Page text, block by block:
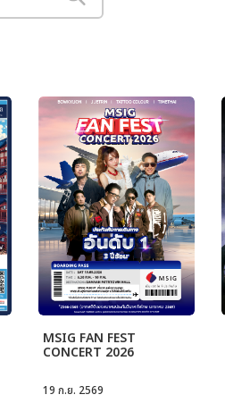
MSIG FAN FEST
CONCERT 2026
19 ก.ย. 2569